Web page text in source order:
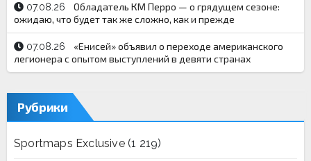
07.08.26
Обладатель КМ Перро — о грядущем сезоне:
ожидаю, что будет так же сложно, как и прежде
07.08.26
«Енисей» объявил о переходе американского
легионера с опытом выступлений в девяти странах
Рубрики
Sportmaps Exclusive(1 219)